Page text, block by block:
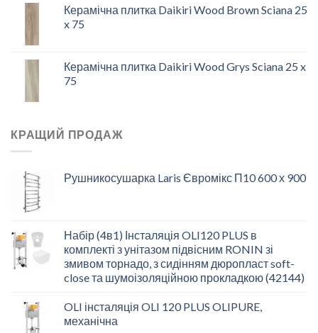
Керамічна плитка Daikiri Wood Brown Sciana 25
x 75
Керамічна плитка Daikiri Wood Grys Sciana 25 x
75
КРАЩИЙ ПРОДАЖ
Рушникосушарка Laris Євромікс П10 600 х 900
Набір (4в1) Інсталяція OLI120 PLUS в
комплекті з унітазом підвісним RONIN зі
змивом торнадо, з сидінням дюропласт soft-
close та шумоізоляційною прокладкою (42144)
OLI інсталяція OLI 120 PLUS OLIPURE,
механічна